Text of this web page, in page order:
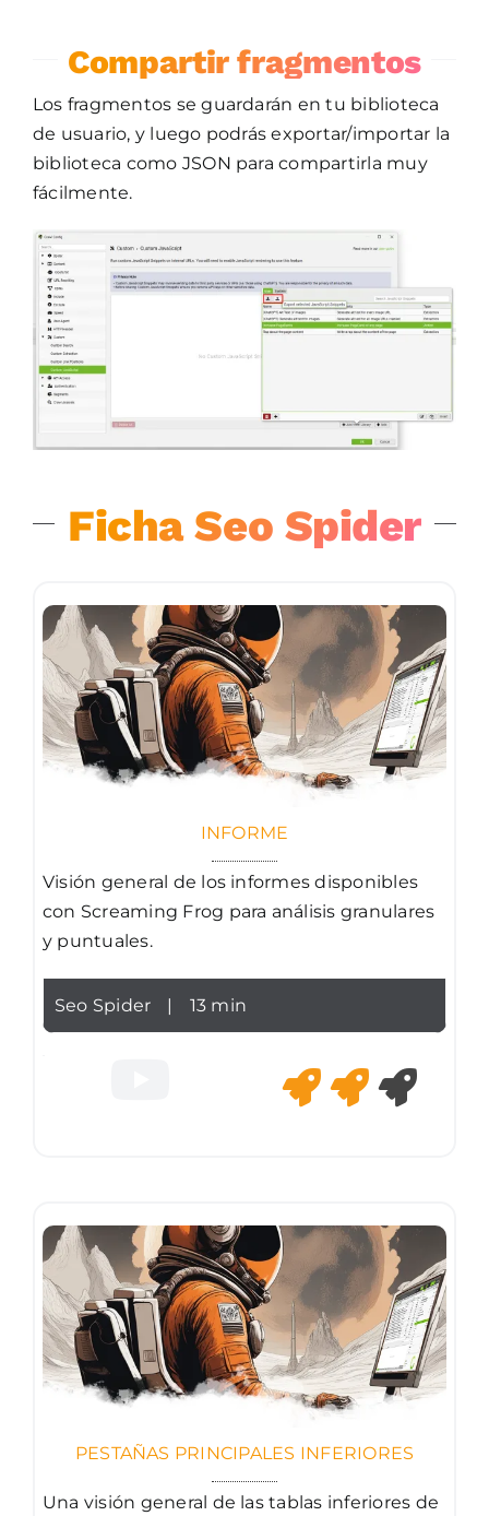
Compartir fragmentos
Los fragmentos se guardarán en tu biblioteca
de usuario, y luego podrás exportar/importar la
biblioteca como JSON para compartirla muy
fácilmente.
Ficha Seo Spider
INFORME
Visión general de los informes disponibles
con Screaming Frog para análisis granulares
y puntuales.
Seo Spider | 13 min
PESTAÑAS PRINCIPALES INFERIORES
Una visión general de las tablas inferiores de